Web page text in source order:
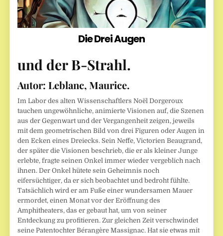
Die Drei Augen
und der B-Strahl.
Autor: Leblanc, Maurice.
Im Labor des alten Wissenschaftlers Noël Dorgeroux
tauchen ungewöhnliche, animierte Visionen auf, die Szenen
aus der Gegenwart und der Vergangenheit zeigen, jeweils
mit dem geometrischen Bild von drei Figuren oder Augen in
den Ecken eines Dreiecks. Sein Neffe, Victorien Beaugrand,
der später die Visionen beschrieb, die er als kleiner Junge
erlebte, fragte seinen Onkel immer wieder vergeblich nach
ihnen. Der Onkel hütete sein Geheimnis noch
eifersüchtiger, da er sich beobachtet und bedroht fühlte.
Tatsächlich wird er am Fuße einer wundersamen Mauer
ermordet, einen Monat vor der Eröffnung des
Amphitheaters, das er gebaut hat, um von seiner
Entdeckung zu profitieren. Zur gleichen Zeit verschwindet
seine Patentochter Bérangère Massignac. Hat sie etwas mit